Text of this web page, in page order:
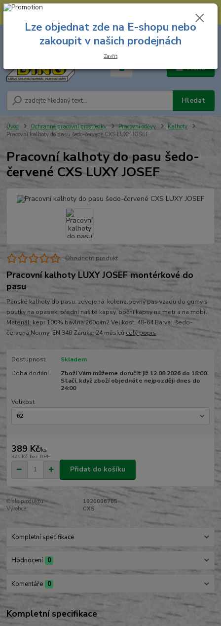
--- Spojovací materiál: 774 431 045 --- Prodejna nářadí: 731 449 423 --
Menu
Hledat
8.00 hod. - 16.00 hod.
za
Úvod Ochranné pracovní prostředky Pracovní oděvy
Kalhoty
Pracovní kalhoty do pasu šedo-červené CXS LUXY JOSEF
Pracovní kalhoty do pasu šedo-
červené CXS LUXY JOSEF
Ohodnotit produkt
Pracovní kalhoty LUXY JOSEF montérkové do
pasu
Pánské kalhoty do pasu, zdvojená kolena,pevný pas vzadu do gumy s
poutky na opasek, přední našité kapsy, boční kapsy na metr a na mobil
Materiál: kepr 100% bavlna 260g/m2 Velikost: 48-64 Barva: šedo-
červená Normy: EN 340 Záruka: 24 měsíců celý popis
Dostupnost
Skladem
Doba dodání
Zboží Vám můžeme doručit již 12.08.2026 do 18:00.
Stačí, když zboží objednáte nejpozději dnes do
24:00
Velikost
389 Kč/ks
321 Kč bez DPH
Přidat do košíku
Číslo produktu:
1020006705
Výrobce:
CXS
Kompletní specifikace
Hodnocení 0
Komentáře 0
Kompletní specifikace
Lze objednat zde na E-shopu nebo
zakoupit v našich prodejnách
Zavřít